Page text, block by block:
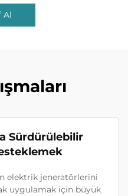
Al
Sürdürülebilir
elektrik jeneratörlerini
uygulamak için büyük